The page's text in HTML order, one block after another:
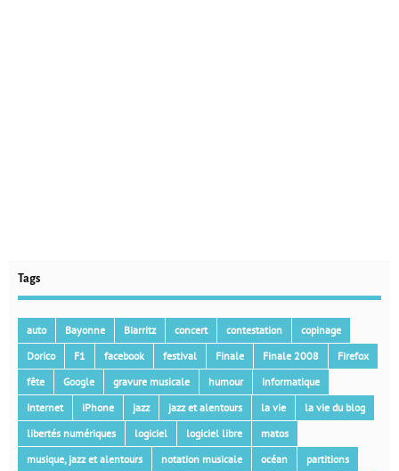
Tags
auto Bayonne Biarritz concert contestation
copinage
Dorico
F1 facebook festival Finale Finale 2008
Firefox
fête
Google gravure musicale humour
informatique
Internet
iPhone jazz jazz et alentours la vie
la vie du blog
libertés numériques
logiciel logiciel libre
matos
musique, jazz et alentours
notation musicale océan
partitions